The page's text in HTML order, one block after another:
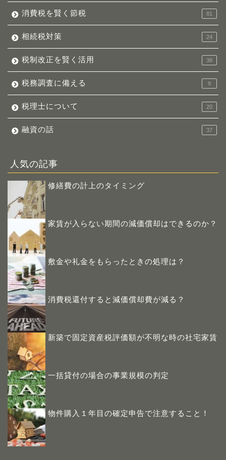
消費税を賢く節税 81
相続税対策 24
税制改正を賢く活用 38
税務調査に備える 9
税理士について 20
融資の話 37
人気の記事
修繕費の計上のタイミング
家賃が入らない期間の減価償却はできるのか？
敷金や礼金をもらったときの処理は？
消費税還付すると減価償却費が減る？
新築で固定資産税評価額が不明な時の社宅家賃
一括貸付の場合の事業規模の判定
物件購入１年目の確定申告で注意すること！